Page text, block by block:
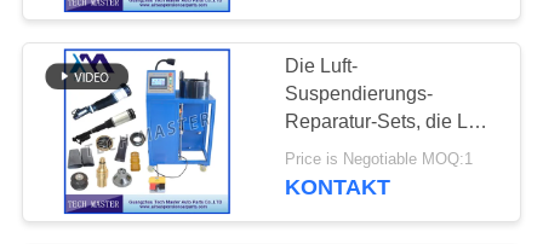
Schlagdämpfer in
der Luftfederung
115
Die Luft-
Suspendierungs-
Reparatur-Sets, die Luft-
Frühling der Maschinen-
220V/380V
Price is Negotiable MOQ:1
KONTAKT